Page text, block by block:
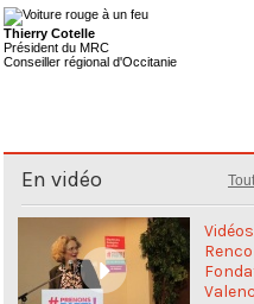
Thierry Cotelle
Président du MRC
Conseiller régional d'Occitanie
En vidéo